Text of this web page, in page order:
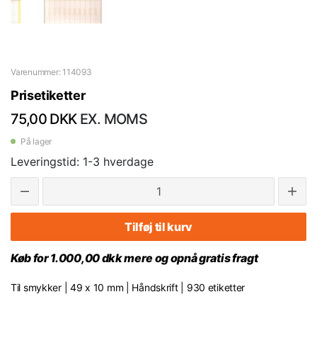
Varenummer: 114093
Prisetiketter
75,00 DKK EX. MOMS
På lager
Leveringstid: 1-3 hverdage
Tilføj til kurv
Køb for 1.000,00 dkk mere og opnå gratis fragt
Til smykker | 49 x 10 mm | Håndskrift | 930 etiketter